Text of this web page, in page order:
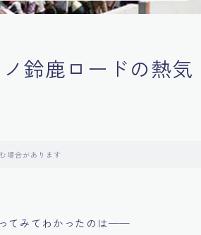
ノ鈴鹿ロードの熱気
場合があります
てみてわかったのは──